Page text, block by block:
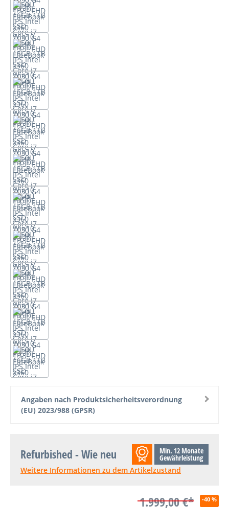
Angaben nach Produktsicherheitsverordnung
(EU) 2023/988 (GPSR)
Refurbished - Wie neu Min. 12 Monate
Gewährleistung
Weitere Informationen zu dem Artikelzustand
1.999,00 €* -40 %